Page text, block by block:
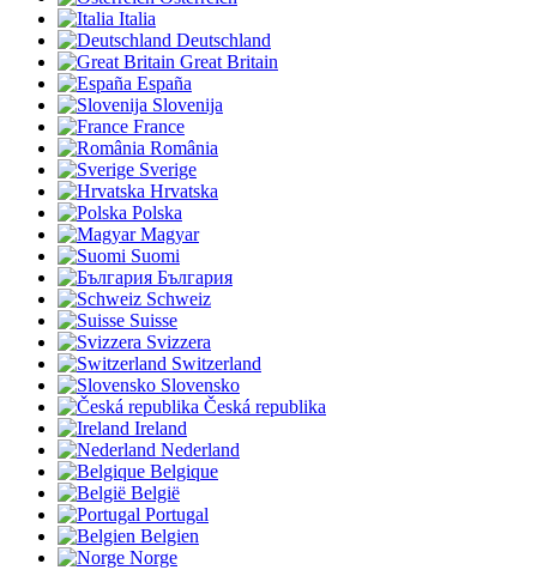
Italia
Deutschland
Great Britain
España
Slovenija
France
România
Sverige
Hrvatska
Polska
Magyar
Suomi
България
Schweiz
Suisse
Svizzera
Switzerland
Slovensko
Česká republika
Ireland
Nederland
Belgique
België
Portugal
Belgien
Norge